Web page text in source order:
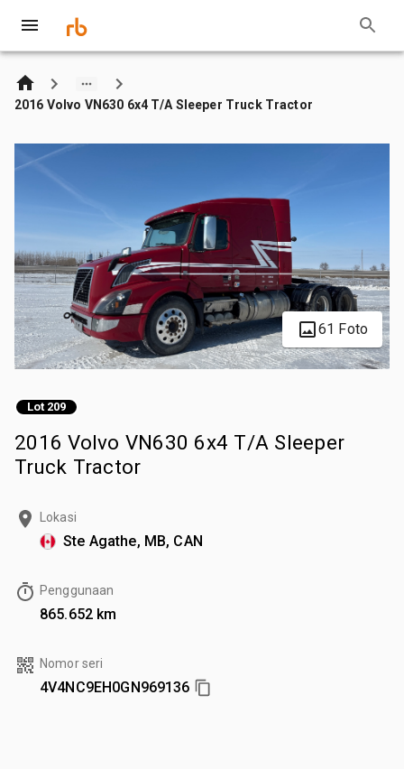
2016 Volvo VN630 6x4 T/A Sleeper Truck Tractor
61 Foto
Lot 209
2016 Volvo VN630 6x4 T/A Sleeper
Truck Tractor
Lokasi
Ste Agathe, MB, CAN
Penggunaan
865.652 km
Nomor seri
4V4NC9EH0GN969136